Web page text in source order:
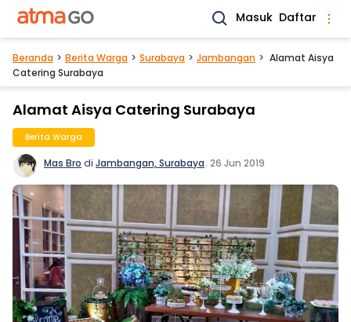
Masuk Daftar
Beranda Berita Warga Surabaya Jambangan
Alamat Aisya
Catering Surabaya
Alamat Aisya Catering Surabaya
Berita Warga
Mas Bro di Jambangan, Surabaya. 26 Jun 2019